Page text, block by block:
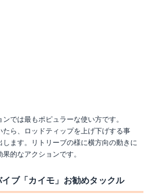
では最もポピュラーな使い方です。
たら、ロッドティップを上げ下げする事
します。リトリーブの様に横方向の動きに
的なアクションです。
ブ「カイモ」お勧めタックル